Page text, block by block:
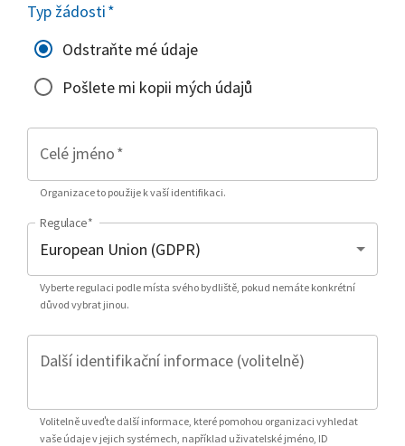
Typ žádosti*
Odstraňte mé údaje
Pošlete mi kopii mých údajů
Celé jméno*
Organizace to použije k vaší identifikaci.
Regulace*
Vyberte regulaci podle místa svého bydliště, pokud nemáte konkrétní
důvod vybrat jinou.
Další identifikační informace (volitelně)
Volitelně uveďte další informace, které pomohou organizaci vyhledat
vaše údaje v jejich systémech, například uživatelské jméno, ID